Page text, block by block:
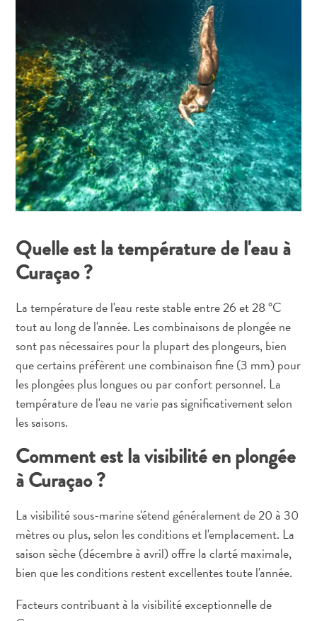
Quelle est la température de l'eau à
Curaçao ?
La température de l'eau reste stable entre 26 et 28 °C
tout au long de l'année. Les combinaisons de plongée ne
sont pas nécessaires pour la plupart des plongeurs, bien
que certains préfèrent une combinaison fine (3 mm) pour
les plongées plus longues ou par confort personnel. La
température de l'eau ne varie pas significativement selon
les saisons.
Comment est la visibilité en plongée
à Curaçao ?
La visibilité sous-marine s'étend généralement de 20 à 30
mètres ou plus, selon les conditions et l'emplacement. La
saison sèche (décembre à avril) offre la clarté maximale,
bien que les conditions restent excellentes toute l'année.
Facteurs contribuant à la visibilité exceptionnelle de